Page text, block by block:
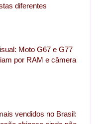
diferentes
Moto G67 e G77
por RAM e câmera
vendidos no Brasil: